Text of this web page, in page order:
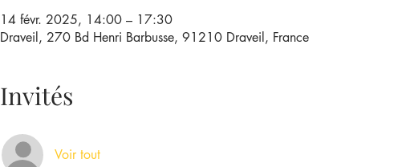
14 févr. 2025, 14:00 – 17:30
Draveil, 270 Bd Henri Barbusse, 91210 Draveil, France
Invités
Voir tout